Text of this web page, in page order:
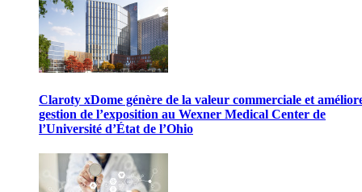
Claroty xDome génère de la valeur commerciale et
gestion de l’exposition au Wexner Medical Center de
l’Université d’État de l’Ohio